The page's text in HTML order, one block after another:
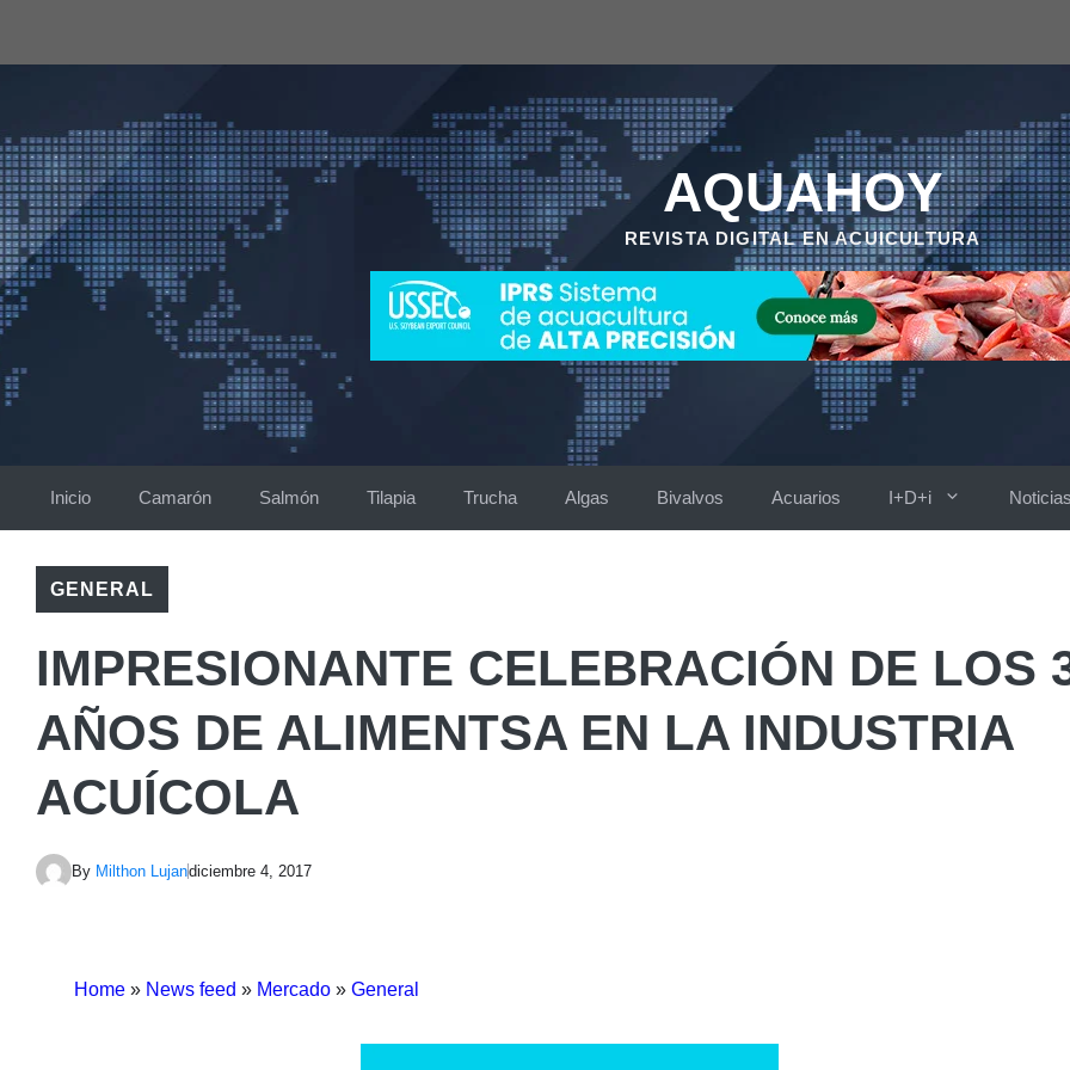
AQUAHOY
REVISTA DIGITAL EN ACUICULTURA
Inicio Camarón Salmón Tilapia Trucha Algas Bivalvos Acuarios I+D+i
GENERAL
IMPRESIONANTE CELEBRACIÓN DE LOS
AÑOS DE ALIMENTSA EN LA INDUSTRIA
ACUÍCOLA
By Milthon Lujandiciembre 4, 2017
Home » News feed » Mercado » General